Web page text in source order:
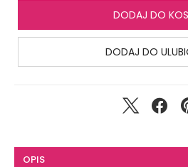
DODAJ DO
DODAJ DO
OPIS